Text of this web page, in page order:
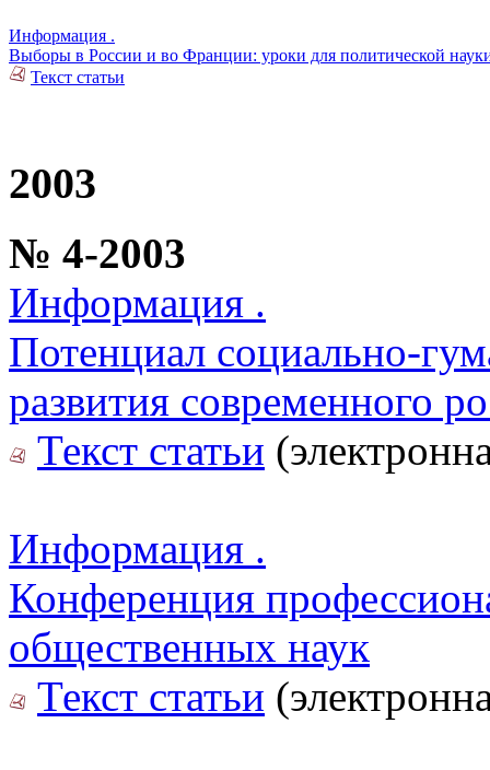
Информация .
Выборы в России и во Франции: уроки для политической
Текст статьи
2003
№ 4-2003
Информация .
Потенциал социально-
развития современного
Текст статьи
Информация .
Конференция
общественных наук
Текст статьи